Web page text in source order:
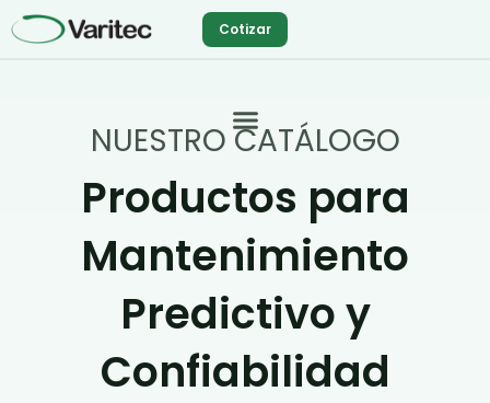
al
Cotizar
NUESTRO CATÁLOGO
Productos para
Mantenimiento
Predictivo y
Confiabilidad